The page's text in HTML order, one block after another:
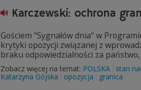
Karczewski: ochrona
Gościem "Sygnałów dnia" w
krytyki opozycji związanej z
braku odpowiedzialności za
Zobacz więcej na temat: POLSKA stan
Katarzyna Gójska
opozycja granica